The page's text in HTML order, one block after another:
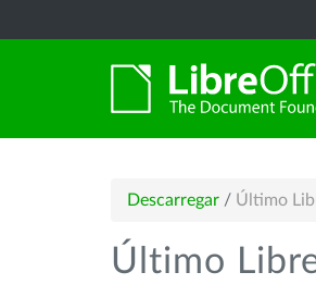
Descarregar / Último
Último